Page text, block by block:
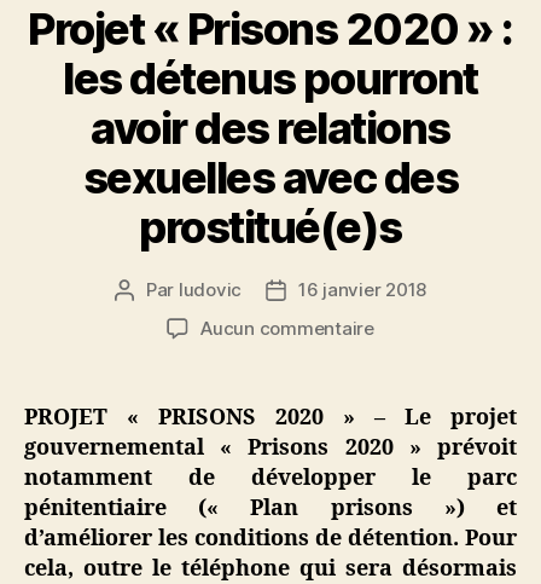
Projet « Prisons 2020 » :
les détenus pourront
avoir des relations
sexuelles avec des
prostitué(e)s
Auteur
l’article
Par ludovic
Date16 janvier 2018
Aucun commentairesur
2020 »
les
détenus
pourront
avoir
des
PROJET « PRISONS 2020 » – Le projet
gouvernemental « Prisons 2020 » prévoit
notamment de développer le parc
pénitentiaire (« Plan prisons ») et
d’améliorer les conditions de détention. Pour
cela, outre le téléphone qui sera désormais